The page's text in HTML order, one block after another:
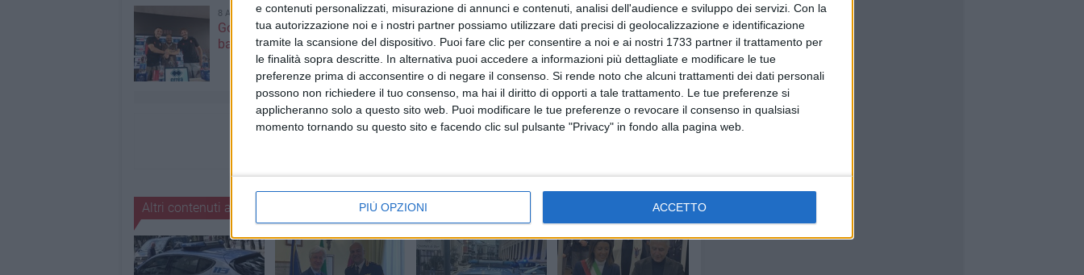
e contenuti personalizzati, misurazione di annunci e contenuti, analisi dell'audience e sviluppo dei servizi. Con la
tua autorizzazione noi e i nostri partner possiamo utilizzare dati precisi di geolocalizzazione e identificazione
tramite la scansione del dispositivo. Puoi fare clic per consentire a noi e ai nostri 1733 partner il trattamento per
le finalità sopra descritte. In alternativa puoi accedere a informazioni più dettagliate e modificare le tue
preferenze prima di acconsentire o di negare il consenso. Si rende noto che alcuni trattamenti dei dati personali
possono non richiedere il tuo consenso, ma hai il diritto di opporti a tale trattamento. Le tue preferenze si
applicheranno solo a questo sito web. Puoi modificare le tue preferenze o revocare il consenso in qualsiasi
momento tornando su questo sito e facendo clic sul pulsante "Privacy" in fondo alla pagina web.
PIÙ OPZIONI ACCETTO
8 AGOSTO 2026
Gomez e Butic si presentano ai
baresi
8 AGOSTO 2026
Mercato in uscita, anche
Dickmann lascia Bari
Altri contenuti a tema